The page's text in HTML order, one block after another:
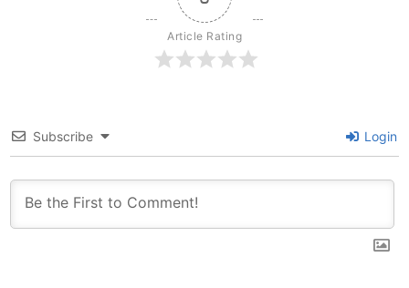
Article Rating
Subscribe Login